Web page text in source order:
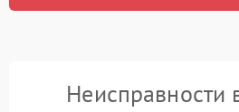
Неисправности